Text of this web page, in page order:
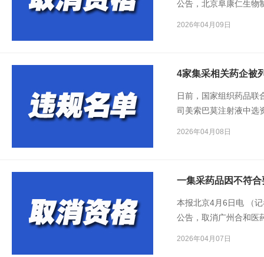
公告，北京阜康仁生物
2026年04月09日
4家集采相关药企被
日前，国家组织药品联
司美索巴莫注射液中选
2026年04月08日
一集采药品因不符
本报北京4月6日电 （
公告，取消广州合和医
2026年04月07日